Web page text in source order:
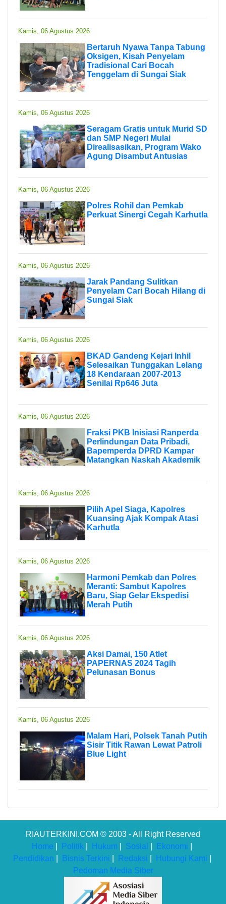
Kamis, 06 Agustus 2026
Bertaruh Nyawa Tanpa Tabung
Oksigen, Kisah Penyelam
Tradisional Cari Bocah
Tenggelam di Sungai Siak
Kamis, 06 Agustus 2026
Seragam Gratis untuk Murid SD
dan SMP Negeri Mulai
Direalisasikan, Program Wako
Agung Disambut Antusias
Kamis, 06 Agustus 2026
Polres Rohil dan Pemkab
Perkuat Sinergi Cegah Karhutla
Kamis, 06 Agustus 2026
Jarak Pandang Sulitkan
Penyelam Cari Bocah Hilang di
Sungai Siak
Kamis, 06 Agustus 2026
BKAD Gandeng Kejari Inhil
Selesaikan Tunggakan Lelang
18 Kendaraan 2007-2013
Senilai Rp646 Juta
Kamis, 06 Agustus 2026
Fraksi PKB Inisiasi Ranperda
Perlindungan Data Pribadi,
Bapemperda DPRD Kampar
Matangkan Naskah Akademik
Kamis, 06 Agustus 2026
Pilih Apel Siaga, Kapolres
Kuansing Ajak Kompak Atasi
Karhutla
Kamis, 06 Agustus 2026
Harmoni Pemkab dan Polres
Meranti: Sambut Kapolres
Baru, Siap Gelar Ekspedisi
Merah Putih
Kamis, 06 Agustus 2026
Aksi Damai, 150 Atlet
PAPERNAS 2024 Tagih
Pelunasan Bonus
Kamis, 06 Agustus 2026
Malam Hari, Polsek Tanah Putih
Sisir Titik Rawan Lewat Patroli
Blue Light
RIAUTERKINI.COM © 2003 - All Right Reserved
Home
Politik Hukum Sosial Ekonomi
Pendidikan
Bisnis Terkini Redaksi Hubungi Kami
Pedoman Media Siber